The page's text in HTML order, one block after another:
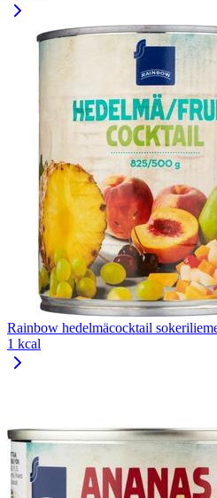
Rainbow hedelmäcocktail
1 kcal